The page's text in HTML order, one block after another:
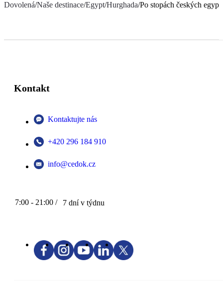
Dovolená/Naše destinace/Egypt/Hurghada/Po stopách českých
Kontakt
Kontaktujte nás
+420 296 184 910
info@cedok.cz
7:00 - 21:00 / 7 dní v týdnu